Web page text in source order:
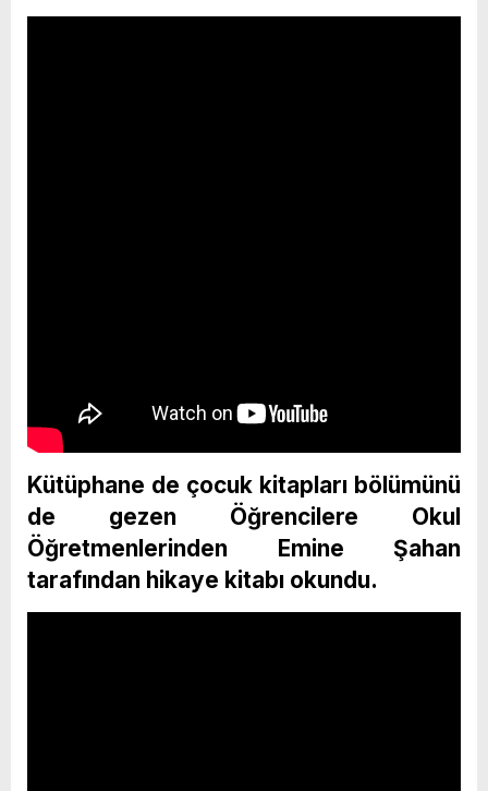
Kütüphane de çocuk kitapları bölümünü
de gezen Öğrencilere Okul
Öğretmenlerinden Emine Şahan
tarafından hikaye kitabı okundu.